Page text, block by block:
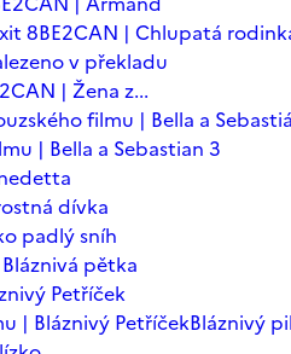
8BE2CAN | Chlupatá
v překladu
| Žena z...
filmu | Bella a
| Bella a Sebastian 3
dívka
padlý sníh
pětka
Petříček
| Bláznivý PetříčekBláznivý